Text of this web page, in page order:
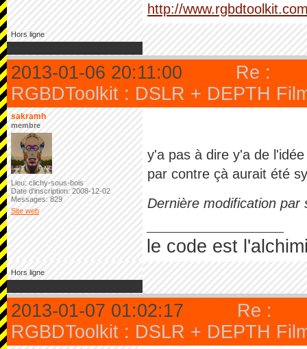
http://
Hors ligne
2013-01-06 20:11:00
Re :
RGBDToolkit : DSLR + DEPTH
sakramh
membre
Lieu: clichy-sous-bois
Date d'inscription: 2008-12-02
Messages: 829
Site web
y'a pas à dire y'a de
par contre çà aurait été
Dernière modification
le code est
Hors ligne
2013-01-07 01:02:17
Re :
RGBDToolkit : DSLR + DEPTH